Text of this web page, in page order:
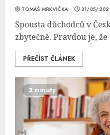
TOMÁŠ MRKVIČKA 31/05/
Spousta důchodců v
zbytečně. Pravdou je,
PŘEČÍST ČLÁNEK
3 minuty